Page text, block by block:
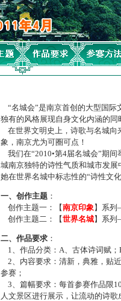
“名城会”是南京首创的大型国际
独有的风格展现自身文化内涵的
在世界文明史上，诗歌与名城向
象，南京尤为可圈可点！
我们在“2010•第4届名城会”期
城南京独特的诗性气质和城市发
她在世界名城中标志性的“诗性文
一、创作主题 ：
创作主题一：【南京印象】系
创作主题二：【世界名城】系
二、作品要求 ：
1、作品分类：A、古体诗词赋；
2、内容要求：清新，典雅，贴
参赛；
3、篇幅要求：每首参赛作品限
人文景区进行展示，让流动的诗